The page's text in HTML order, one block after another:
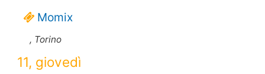
Momix
, Torino
11, giovedì